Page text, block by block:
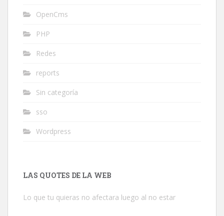
OpenCms
PHP
Redes
reports
Sin categoría
sso
Wordpress
LAS QUOTES DE LA WEB
Lo que tu quieras no afectara luego al no estar